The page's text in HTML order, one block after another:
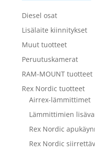
Diesel osat
Lisälaite kiinnitykset
Muut tuotteet
Peruutuskamerat
RAM-MOUNT tuotteet
Rex Nordic tuotteet
Airrex-lämmittimet
Lämmittimien
Rex Nordic
Rex Nordic